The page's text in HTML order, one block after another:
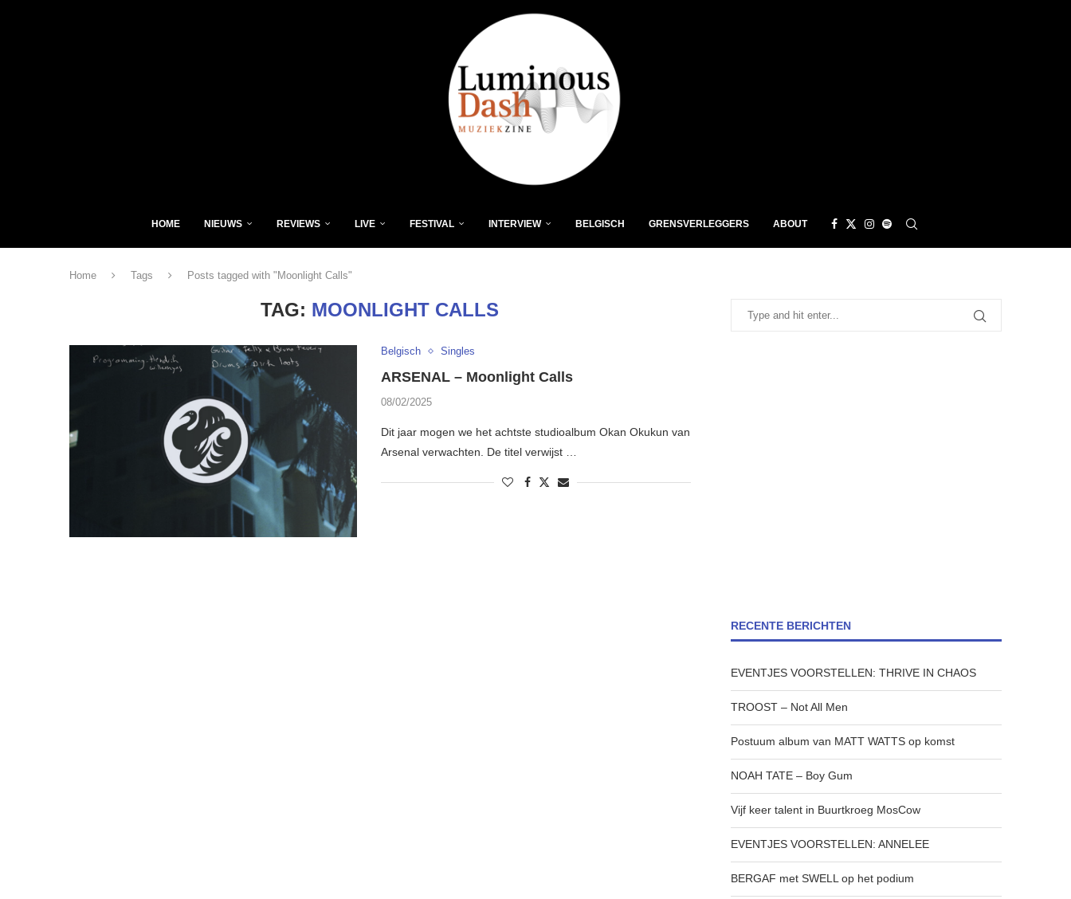
HOME NIEUWS REVIEWS LIVE FESTIVAL INTERVIEW BELGISCH GRENSVERLEGGERS ABOUT
Home Tags Posts tagged with "Moonlight Calls"
TAG: MOONLIGHT CALLS
Belgisch Singles
ARSENAL – Moonlight Calls
08/02/2025
Dit jaar mogen we het achtste studioalbum Okan Okukun van
Arsenal verwachten. De titel verwijst …
RECENTE BERICHTEN
EVENTJES VOORSTELLEN: THRIVE IN CHAOS
TROOST – Not All Men
Postuum album van MATT WATTS op komst
NOAH TATE – Boy Gum
Vijf keer talent in Buurtkroeg MosCow
EVENTJES VOORSTELLEN: ANNELEE
BERGAF met SWELL op het podium